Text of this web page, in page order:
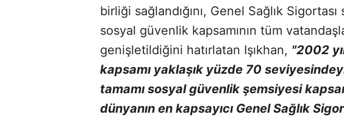
birliği sağlandığını, Genel Sağlık
sosyal güvenlik kapsamının tüm
genişletildiğini hatırlatan Işıkhan, "2002
kapsamı yaklaşık yüzde 70
tamamı sosyal güvenlik şemsiyesi
dünyanın en kapsayıcı Genel Sağlık